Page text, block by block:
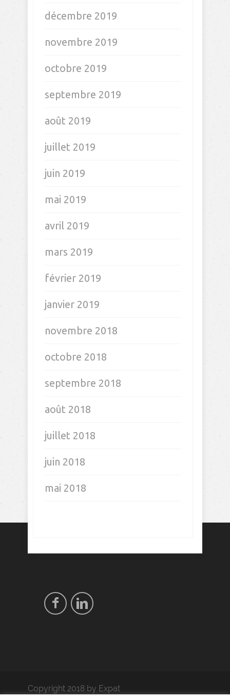
novembre 2020
octobre 2020
septembre 2020
août 2020
juillet 2020
juin 2020
mai 2020
avril 2020
mars 2020
février 2020
janvier 2020
décembre 2019
novembre 2019
octobre 2019
septembre 2019
août 2019
juillet 2019
juin 2019
mai 2019
janvier 2019